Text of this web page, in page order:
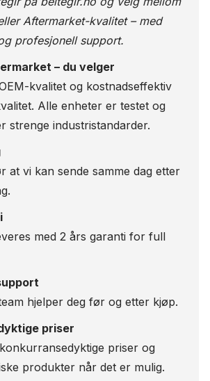
Aftermarket-kvalitet – med
profesjonell support.
– du velger
kvalitet og kostnadseffektiv
Alle enheter er testet og
strenge industristandarder.
at vi kan sende samme dag etter
med 2 års garanti for full
hjelper deg før og etter kjøp.
priser
priser og
produkter når det er mulig.